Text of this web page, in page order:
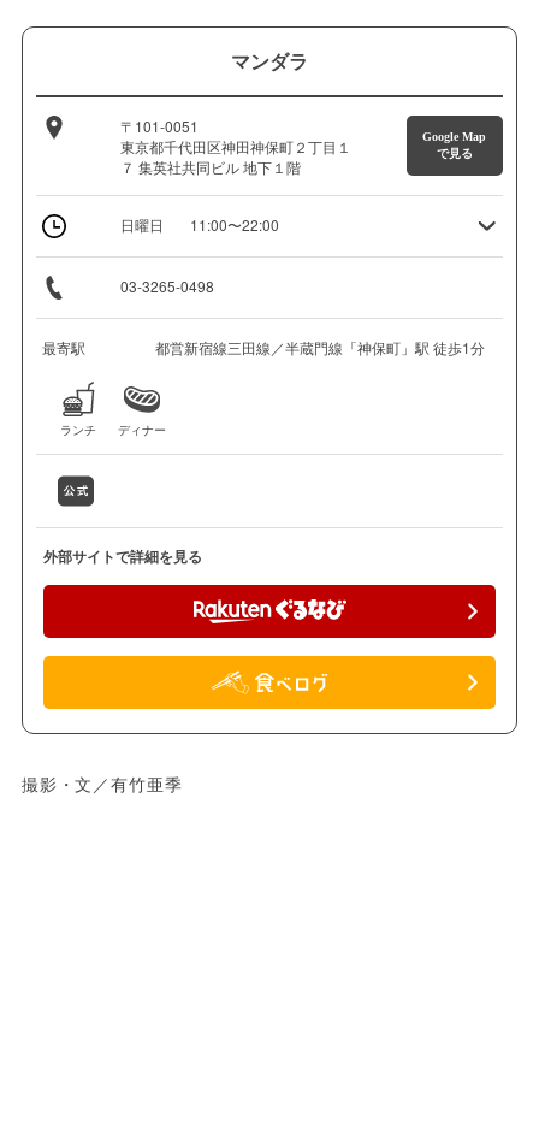
マンダラ
〒101-0051
東京都千代田区神田神保町２丁目１
７ 集英社共同ビル 地下１階
Google Map
で見る
日曜日 11:00〜22:00
03-3265-0498
最寄駅 都営新宿線三田線／半蔵門線「神保町」駅 徒歩1分
ランチ ディナー
外部サイトで詳細を見る
撮影・文／有竹亜季